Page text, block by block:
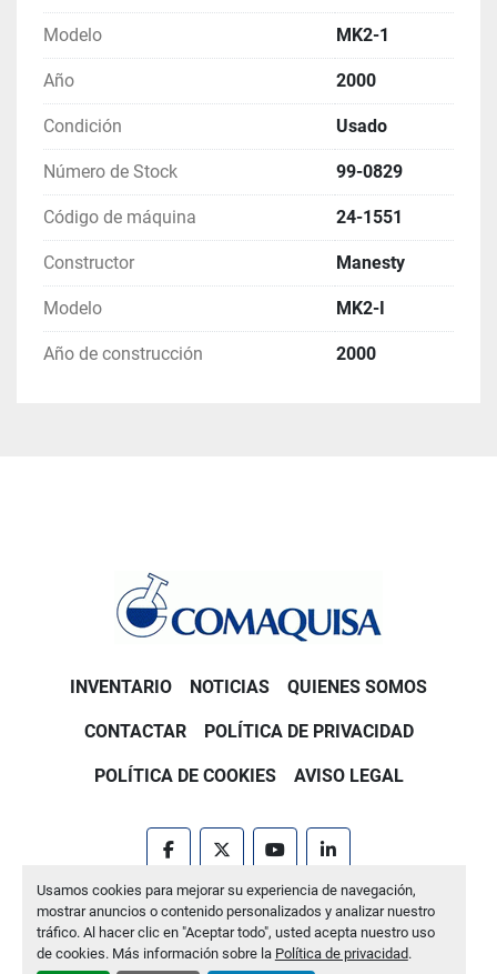
Usamos cookies para mejorar su experiencia de navegación,
mostrar anuncios o contenido personalizados y analizar nuestro
tráfico. Al hacer clic en "Aceptar todo", usted acepta nuestro uso
de cookies. Más información sobre la Política de privacidad.
Modelo MK2-1
Año 2000
Condición Usado
Número de Stock 99-0829
Código de máquina 24-1551
Constructor Manesty
Modelo MK2-I
Año de construcción 2000
INVENTARIO NOTICIAS QUIENES SOMOS
CONTACTAR POLÍTICA DE PRIVACIDAD
POLÍTICA DE COOKIES AVISO LEGAL
facebooktwitter youtubelinkedin
Machinio Systemsitio web deMachinio
Administrar cookies